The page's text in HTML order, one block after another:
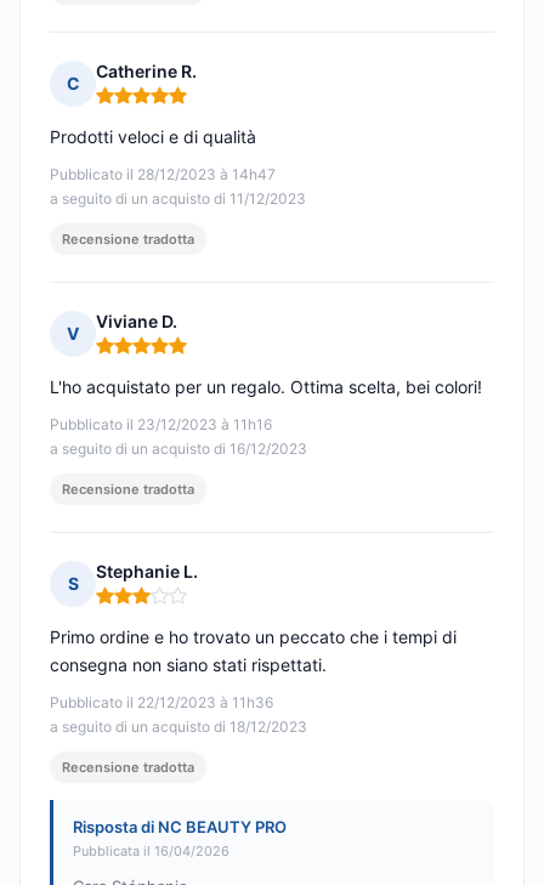
C
Catherine R.
Nota: 5 su 5
Pubblicato il 28/12/2023 à 14h47
a seguito di un acquisto di 11/12/2023
Prodotti veloci e di qualità
Recensione tradotta
V
Viviane D.
Nota: 5 su 5
Pubblicato il 23/12/2023 à 11h16
a seguito di un acquisto di 16/12/2023
L'ho acquistato per un regalo. Ottima scelta, bei colori!
Recensione tradotta
S
Stephanie L.
Nota: 3 su 5
Pubblicato il 22/12/2023 à 11h36
a seguito di un acquisto di 18/12/2023
Primo ordine e ho trovato un peccato che i tempi di
consegna non siano stati rispettati.
Recensione tradotta
Risposta di NC BEAUTY PRO
Pubblicata il 16/04/2026